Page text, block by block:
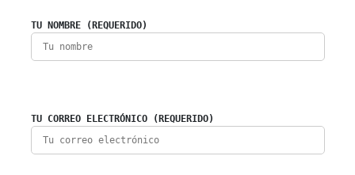
TU NOMBRE (REQUERIDO)
TU CORREO ELECTRÓNICO (REQUERIDO)